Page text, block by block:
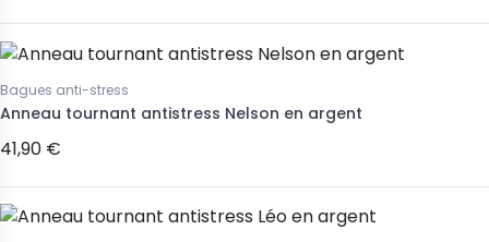
Bagues anti-stress
Anneau tournant antistress Nelson en argent
41,90 €